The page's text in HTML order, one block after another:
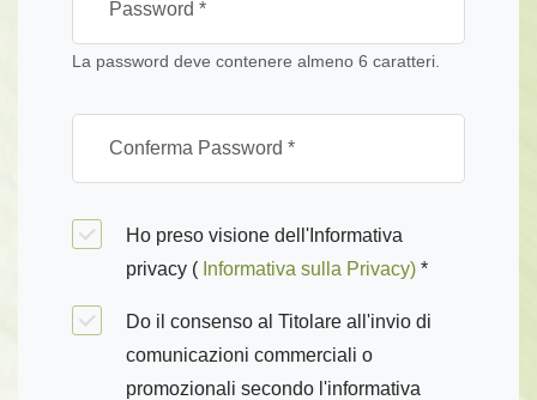
La password deve contenere almeno 6 caratteri.
Ho preso visione dell'Informativa
privacy ( Informativa sulla Privacy) *
Do il consenso al Titolare all'invio di
comunicazioni commerciali o
promozionali secondo l'informativa